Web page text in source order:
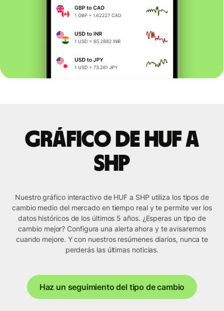
Gráfico de HUF a
SHP
Nuestro gráfico interactivo de HUF a SHP utiliza los tipos de
cambio medio del mercado en tiempo real y te permite ver los
datos históricos de los últimos 5 años. ¿Esperas un tipo de
cambio mejor? Configura una alerta ahora y te avisaremos
cuando mejore. Y con nuestros resúmenes diarios, nunca te
perderás las últimas noticias.
Haz un seguimiento del tipo de cambio